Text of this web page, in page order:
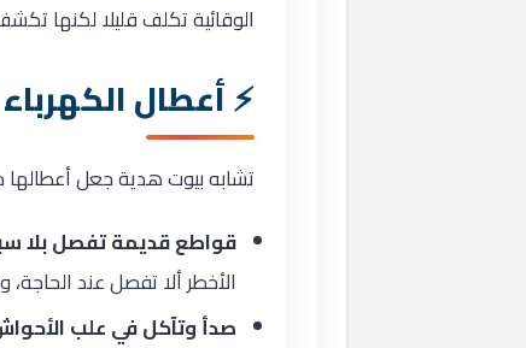
الوقائية تكلف قليلا لكنها
أعطال
تشابه بيوت هدية جعل أعطالها
قواطع قديمة تفصل بلا
الأخطر ألا تفصل عند
صدأ وتآكل في علب